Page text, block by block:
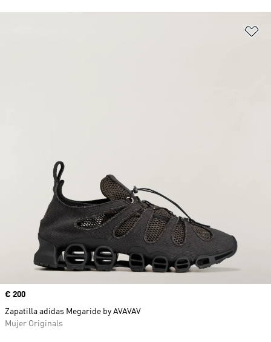
Precio
€ 200
Zapatilla adidas Megaride by AVAVAV
Mujer Originals